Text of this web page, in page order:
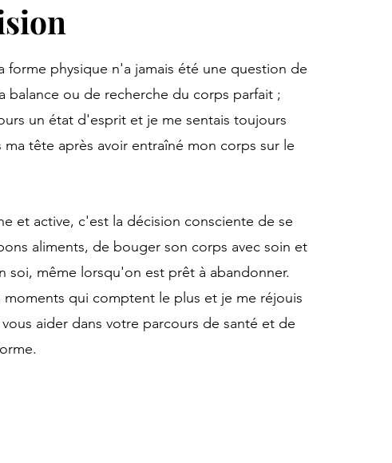
forme physique n'a jamais été une question de
balance ou de recherche du corps parfait ;
un état d'esprit et je me sentais toujours
ma tête après avoir entraîné mon corps sur le
et active, c'est la décision consciente de se
aliments, de bouger son corps avec soin et
soi, même lorsqu'on est prêt à abandonner.
moments qui comptent le plus et je me réjouis
aider dans votre parcours de santé et de